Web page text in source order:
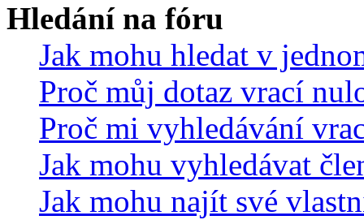
Hledání na fóru
Jak mohu hledat v
Proč můj dotaz vrací
Proč mi vyhledávání
Jak mohu vyhledávat
Jak mohu najít své